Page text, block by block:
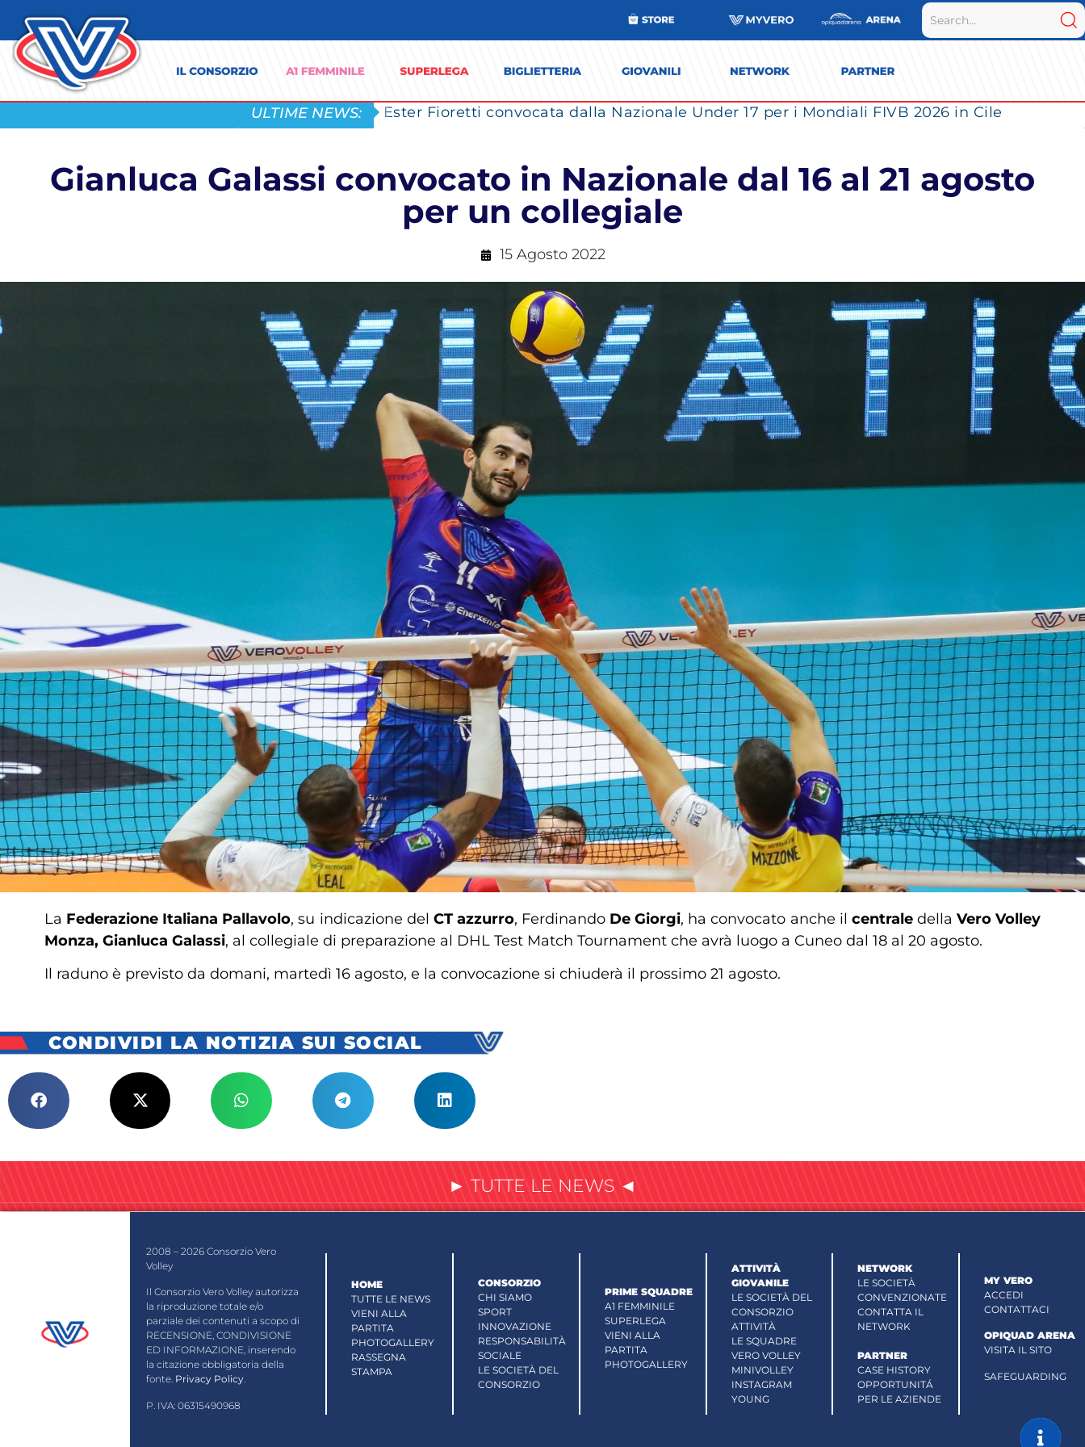
ULTIME NEWS: Ester Fioretti convocata dalla Nazionale Under 17 per i Mondiali FIVB 2026 in Cile
Gianluca Galassi convocato in Nazionale dal 16 al 21 agosto
per un collegiale
15 Agosto 2022
La Federazione Italiana Pallavolo, su indicazione del CT azzurro, Ferdinando De Giorgi, ha convocato anche il centraledella Vero Volley
Monza, Gianluca Galassi, al collegiale di preparazione al DHL Test Match Tournament che avrà luogo a Cuneo dal 18 al 20 agosto.
Il raduno è previsto da domani, martedì 16 agosto, e la convocazione si chiuderà il prossimo 21 agosto.
CONDIVIDI LA NOTIZIA SUI SOCIAL
► TUTTE LE NEWS ◄
2008 – 2026 Consorzio Vero
Volley
Il Consorzio Vero Volley autorizza
la riproduzione totale e/o
parziale dei contenuti a scopo di
RECENSIONE, CONDIVISIONE
ED INFORMAZIONE, inserendo
la citazione obbligatoria della
fonte. Privacy Policy.
P. IVA: 06315490968
HOME
TUTTE LE NEWS
VIENI ALLA
PARTITA
PHOTOGALLERY
RASSEGNA
STAMPA
CONSORZIO
CHI SIAMO
SPORT
INNOVAZIONE
RESPONSABILITÀ
SOCIALE
LE SOCIETÀ DEL
CONSORZIO
PRIME SQUADRE
A1 FEMMINILE
SUPERLEGA
VIENI ALLA
PARTITA
PHOTOGALLERY
ATTIVITÀ
GIOVANILE
LE SOCIETÀ DEL
CONSORZIO
ATTIVITÀ
LE SQUADRE
VERO VOLLEY
MINIVOLLEY
INSTAGRAM
YOUNG
NETWORK
LE SOCIETÀ
CONVENZIONATE
CONTATTA IL
NETWORK
PARTNER
CASE HISTORY
OPPORTUNITÁ
PER LE AZIENDE
MY VERO
ACCEDI
CONTATTACI
OPIQUAD ARENA
VISITA IL SITO
SAFEGUARDING